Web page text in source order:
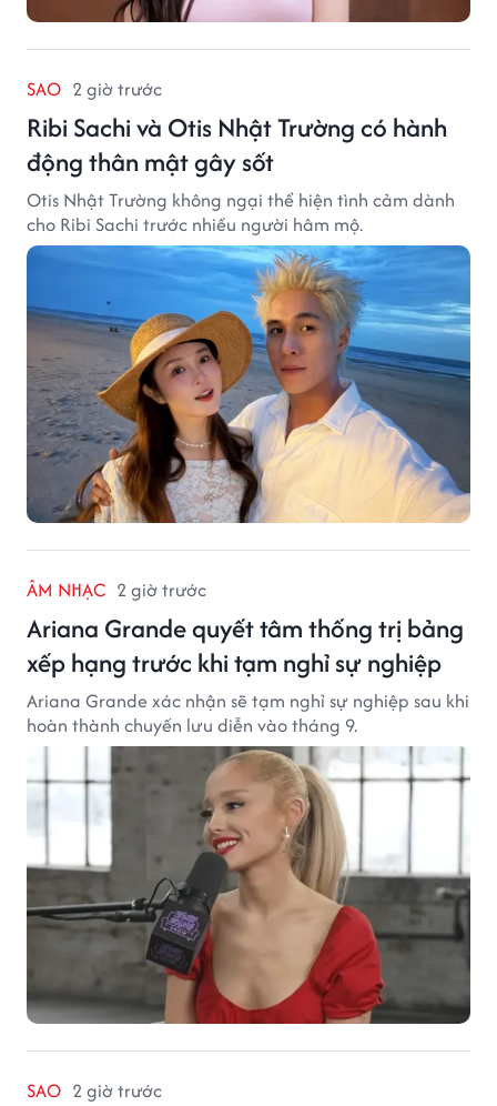
SAO 2 giờ trước
Ribi Sachi và Otis Nhật Trường có hành
động thân mật gây sốt
Otis Nhật Trường không ngại thể hiện tình cảm dành
cho Ribi Sachi trước nhiều người hâm mộ.
ÂM NHẠC 2 giờ trước
Ariana Grande quyết tâm thống trị bảng
xếp hạng trước khi tạm nghỉ sự nghiệp
Ariana Grande xác nhận sẽ tạm nghỉ sự nghiệp sau khi
hoàn thành chuyến lưu diễn vào tháng 9.
SAO 2 giờ trước